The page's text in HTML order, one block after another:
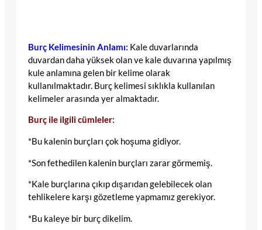
Burç Kelimesinin Anlamı: Kale duvarlarında
duvardan daha yüksek olan ve kale duvarına yapılmış
kule anlamına gelen bir kelime olarak
kullanılmaktadır. Burç kelimesi sıklıkla kullanılan
kelimeler arasında yer almaktadır.
Burç ile ilgili cümleler:
*Bu kalenin burçları çok hoşuma gidiyor.
*Son fethedilen kalenin burçları zarar görmemiş.
*Kale burçlarına çıkıp dışarıdan gelebilecek olan
tehlikelere karşı gözetleme yapmamız gerekiyor.
*Bu kaleye bir burç dikelim.